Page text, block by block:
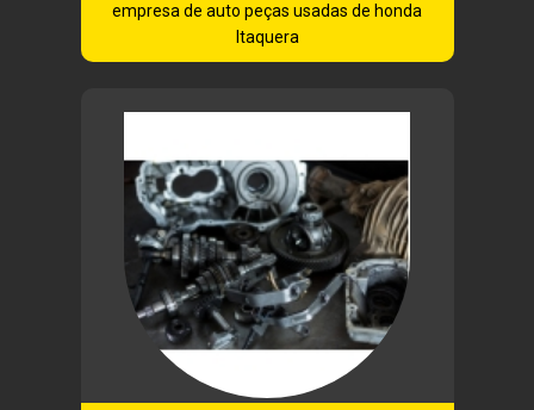
empresa de auto peças usadas de honda
Itaquera